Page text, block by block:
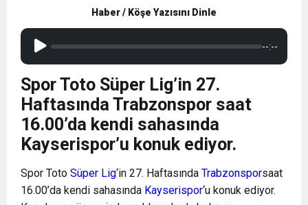
Haber / Köşe Yazısını Dinle
--:--
Spor Toto Süper Lig’in 27.
Haftasında Trabzonspor saat
16.00’da kendi sahasında
Kayserispor’u konuk ediyor.
Spor Toto Süper Lig‘in 27. Haftasında Trabzonsporsaat
16.00’da kendi sahasında Kayserispor‘u konuk ediyor.